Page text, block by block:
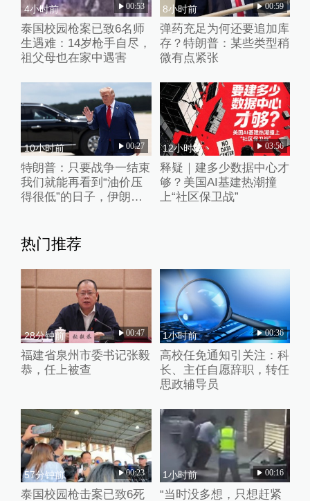
4小时前 00:53
泰国校园枪案已致6名师
生遇难：14岁枪手自尽，
祖父母也在家中遇害
8小时前 00:59
弹药充足为何还要追加库
存？特朗普：某些类型稍
微有点紧张
10小时前 00:27
特朗普：只要战争一结束
我们就能再看到“油价压
得很低”的日子，伊朗撑
12小时前 03:56
释疑｜建多少数据中心才
够？美国AI基建热潮撞
上“社区保卫战”
热门推荐
28分钟前 00:47
福建省泉州市委书记张毅
恭，任上被查
1小时前 00:36
高校任免通知引关注：科
长、主任自愿辞职，转任
思政辅导员
57分钟前 00:23
泰国校园枪击案已致6死
1小时前 00:16
“当时没多想，只想赶紧